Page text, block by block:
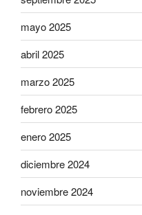
mayo 2025
abril 2025
marzo 2025
febrero 2025
enero 2025
diciembre 2024
noviembre 2024